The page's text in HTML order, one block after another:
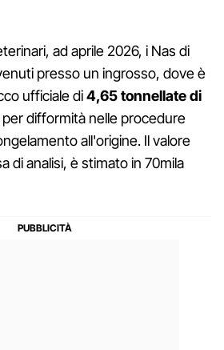
ad aprile 2026, i Nas di
presso un ingrosso, dove è
ufficiale di4,65 tonnellate di
per difformità nelle procedure
all'origine. Il valore
di analisi, è stimato in 70mila